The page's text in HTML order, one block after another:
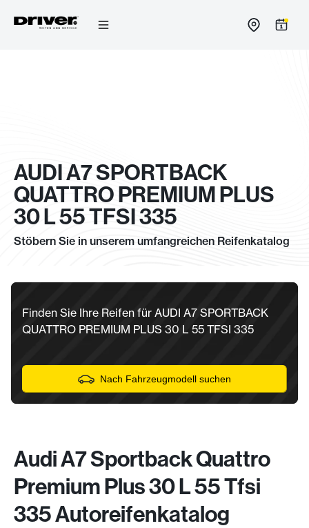
AUDI A7 SPORTBACK
QUATTRO PREMIUM PLUS
30 L 55 TFSI 335
Stöbern Sie in unserem umfangreichen Reifenkatalog
Finden Sie Ihre Reifen für AUDI A7 SPORTBACK
QUATTRO PREMIUM PLUS 30 L 55 TFSI 335
Nach Fahrzeugmodell suchen
Audi A7 Sportback Quattro
Premium Plus 30 L 55 Tfsi
335 Autoreifenkatalog